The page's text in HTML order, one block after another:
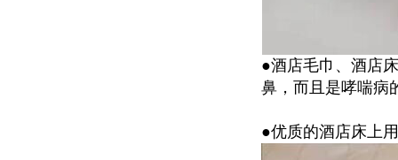
●酒店毛巾、酒店
鼻，而且是哮喘病
●优质的酒店床上